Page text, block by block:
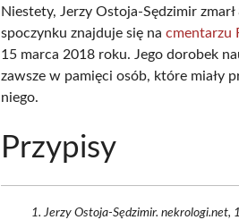
Niestety, Jerzy Ostoja-Sędzimir
spoczynku znajduje się nacmentarzu
15 marca 2018 roku. Jego dorobek
zawsze w pamięci osób, które miały
niego.
Przypisy
Jerzy Ostoja-Sędzimir.